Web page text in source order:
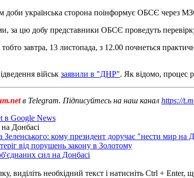
доби українська сторона поінформує ОБСЄ через
за цю добу представники ОБСЄ проведуть
завтра, 13 листопада, з 12.00 почнеться
військ заявили в "ДНР". Як відомо, процес
в Telegram. Підписуйтесь на наш канал https://
в Google News
Донбасі
Зеленського: кому президент доручає "нести мир на
від порушень закону в Золотому
сил на Донбасі
виділіть необхідний текст і натисніть Ctrl + Enter,